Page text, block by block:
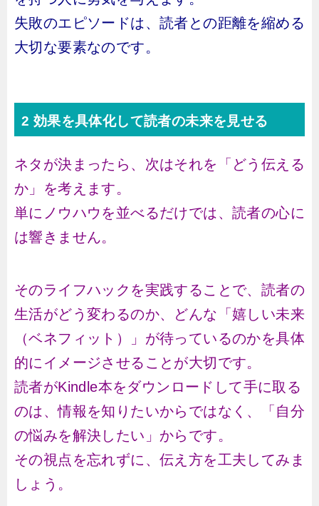
失敗のエピソードは、読者との距離を縮める
大切な要素なのです。
2 効果を具体化して読者の未来を見せる
ネタが決まったら、次はそれを「どう伝える
か」を考えます。
単にノウハウを並べるだけでは、読者の心に
は響きません。
そのライフハックを実践することで、読者の
生活がどう変わるのか、どんな「嬉しい未来
（ベネフィット）」が待っているのかを具体
的にイメージさせることが大切です。
読者がKindle本をダウンロードして手に取る
のは、情報を知りたいからではなく、「自分
の悩みを解決したい」からです。
その視点を忘れずに、伝え方を工夫してみま
しょう。